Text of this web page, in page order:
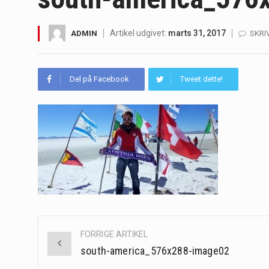
Irritabel tyktarm (Irritable Bowel
Padel er en sport, der er blevet
Massagestole er ikke længere
Saunaer har været en del af
Når det kommer til sundhed og
Sunde måltidskasser er en
ADMIN Artikel udgivet: marts 31, 2017
Del på Facebook Tweet dette!
Post
navigation
FORRIGE ARTIKEL
south-america_576x288-image02